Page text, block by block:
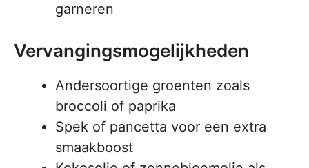
garneren
Vervangingsmogelijkheden
Andersoortige groenten zoals
broccoli of paprika
Spek of pancetta voor een extra
smaakboost